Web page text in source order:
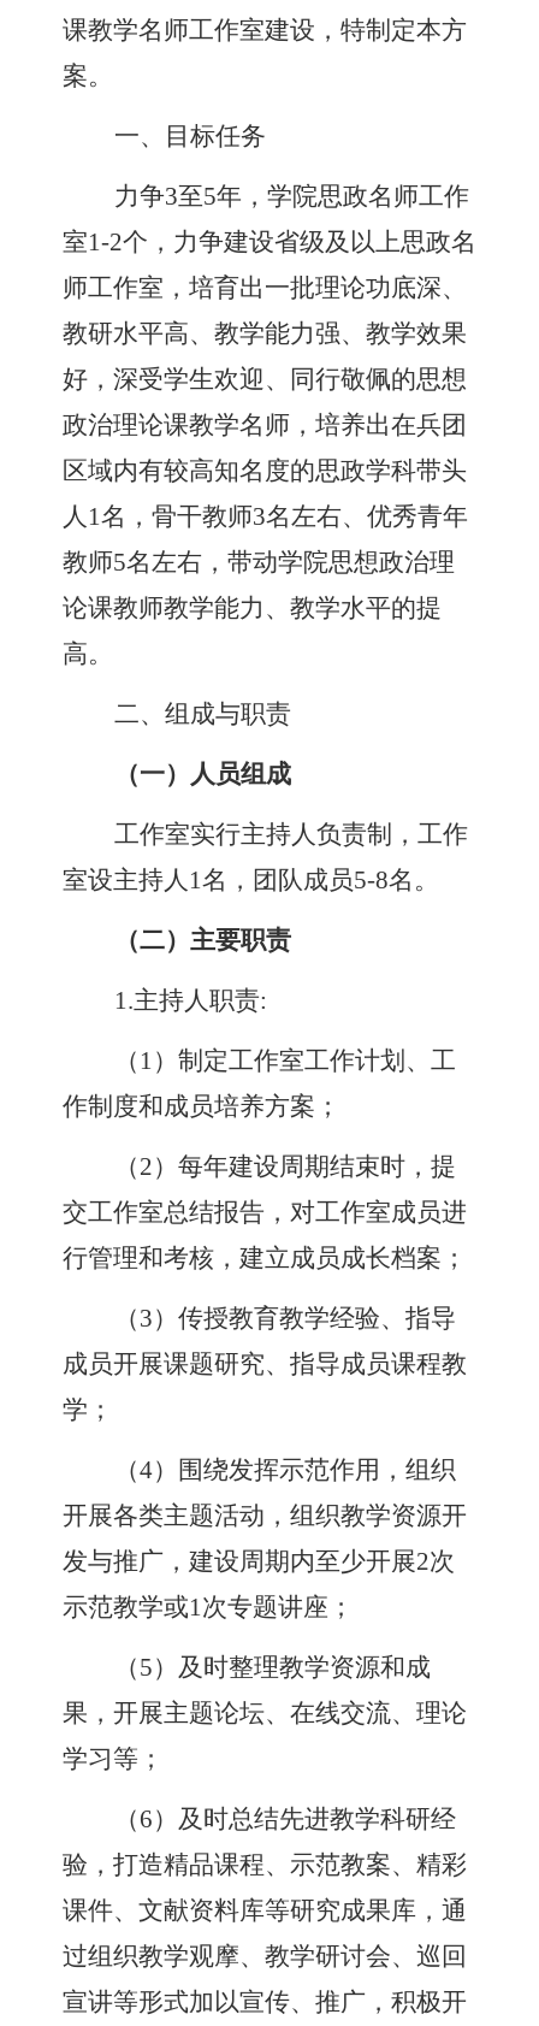
课教学名师工作室建设，特制定本方
案。
一、目标任务
力争3至5年，学院思政名师工作
室1-2个， 力争建设省级及以上思政名
师工作室，培育出一批理论功底深、
教研水平高、教学能力强、教学效果
好，深受学生欢迎、同行敬佩的思想
政治理论课教学名师，培养出在兵团
区域内有较高知名度的思政学科带头
人 1名，骨干教师3名左右、优秀青年
教师5名左右，带动学院思想政治理
论课教师教学能力、教学水平的提
高。
二、组成与职责
（一）人员组成
工作室实行主持人负责制，工作
室设主持人 1名，团队成员5-8名。
（二）主要职责
1.主持人职责:
（ 1） 制定工作室工作计划、工
作制度和成员培养方案 ；
（2） 每年建设周期结束时，提
交工作室总结报告，对工作室成员进
行管理和考核，建立成员成长档案 ；
（3） 传授教育教学经验、指导
成员开展课题研究、指导成员课程教
学 ；
（4）
围绕发挥示范作用，组织
开展各类主题活动，组织教学资源开
发与推广，建设周期内至少开展2次
示范教学或1次专题讲座 ；
（5） 及时整理教学资源和成
果，开展主题论坛、在线交流、理论
学习等 ；
（6） 及时总结先进教学科研经
验，打造精品课程、示范教案、精彩
课件、文献资料库等研究成果库，通
过组织教学观摩、教学研讨会、巡回
宣讲等形式加以宣传、推广，积极开